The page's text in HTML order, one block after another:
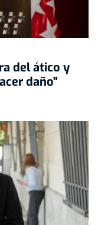
del ático y
daño"